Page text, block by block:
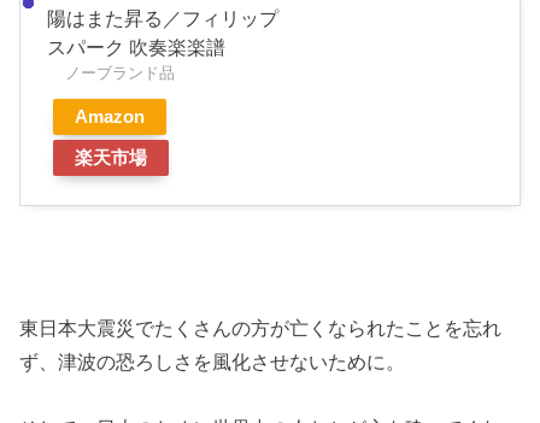
陽はまた昇る／フィリップ
スパーク 吹奏楽楽譜
ノーブランド品
Amazon
楽天市場
東日本大震災でたくさんの方が亡くなられたことを忘れ
ず、津波の恐ろしさを風化させないために。